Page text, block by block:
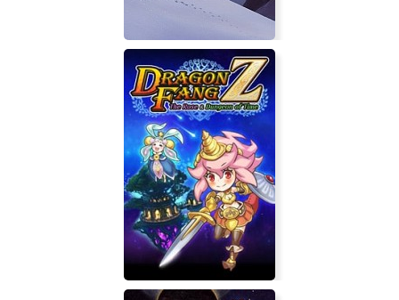
Ultimate ADOM - Caverns of Chaos